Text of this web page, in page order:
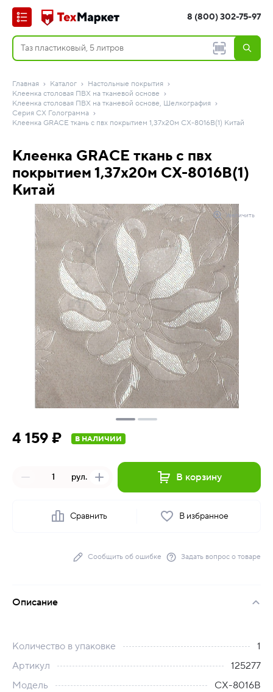
8 (800) 302-75-97
Главная Каталог
Настольные покрытия
Клеенка столовая ПВХ на тканевой основе
Клеенка столовая ПВХ на тканевой основе, Шелкография
Серия CX Голограмма
Клеенка GRACE ткань с пвх покрытием 1,37х20м CХ-8016B(1) Китай
Клеенка GRACE ткань с пвх
покрытием 1,37х20м CХ-8016B(1)
Китай
Увеличить
4 159 ₽ В НАЛИЧИИ
рул. В корзину
Сравнить В избранное
Сообщить об ошибке Задать вопрос о товаре
Описание
Количество в упаковке
1
Артикул
125277
Модель
CХ-8016B